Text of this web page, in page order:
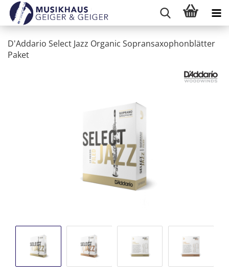
D'Addario Select Jazz Organic Sopransaxophonblätter
Paket